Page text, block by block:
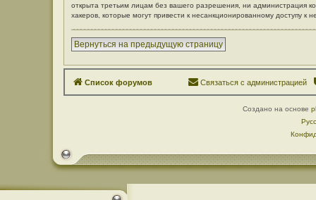
открыта третьим лицам без вашего разрешения, ни администрация
хакеров, которые могут привести к несанкционированному доступу к
Вернуться на предыдущую страницу
Список форумов Связаться с администрацией
Создано на основе